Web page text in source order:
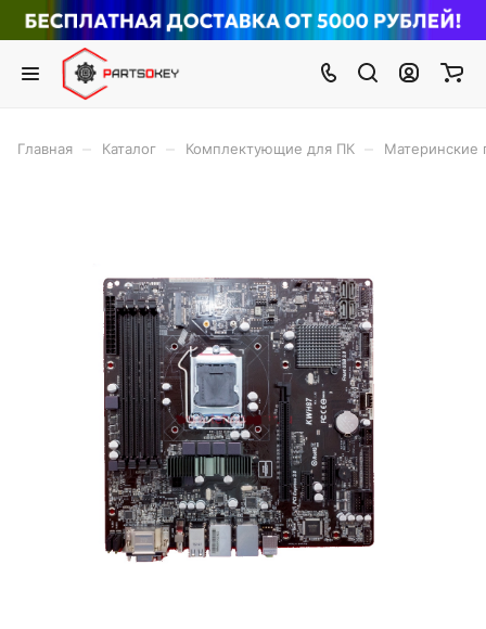
Главная Каталог Комплектующие для ПК Материнские